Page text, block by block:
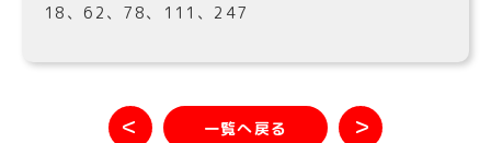
18、62、78、111、247
＜ 一覧へ戻る ＞